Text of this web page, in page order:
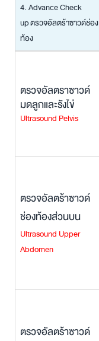
4. Advance Check
up ตรวจอัลตร้าซาวด์ช่อง
ท้อง
ตรวจอัลตราซาวด์
มดลูกและรังไข่
Ultrasound Pelvis
ตรวจอัลตร้าซาวด์
ช่องท้องส่วนบน
Ultrasound Upper
Abdomen
ตรวจอัลตร้าซาวด์